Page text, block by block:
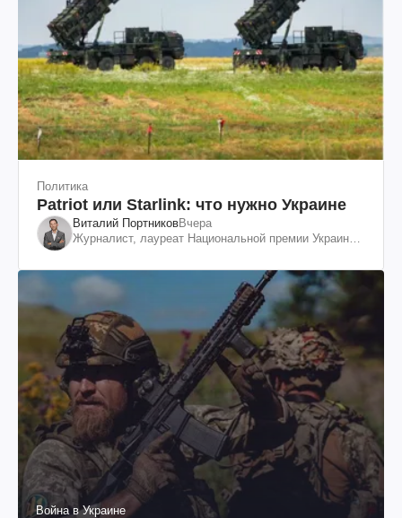
Политика
Patriot или Starlink: что нужно Украине
Виталий ПортниковВчера
Журналист, лауреат Национальной премии Украины
Война в Украине